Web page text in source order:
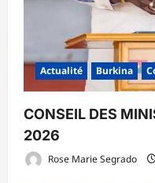
Actualité Burkina
CONSEIL DES
2026
Rose Marie Segrado